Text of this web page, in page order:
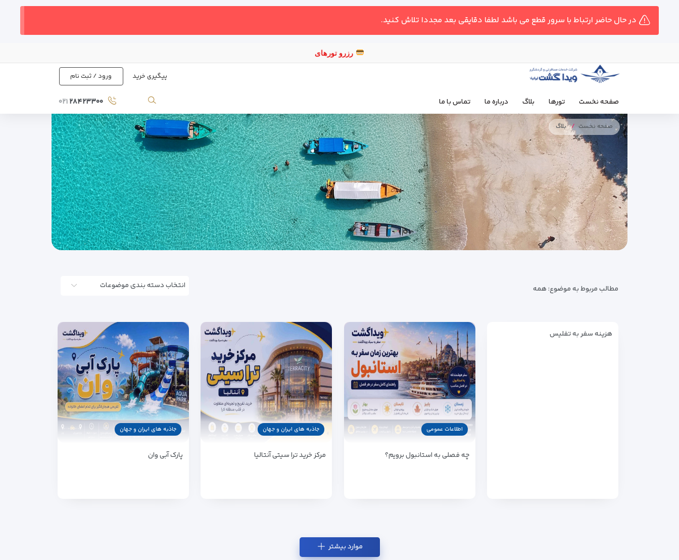
در حال حاضر ارتباط با سرور قطع می باشد لطفا دقایقی بعد مجددا تلاش کنید.
پیگیری خرید ورود / ثبت نام
صفحه نخست تورها بلاگ درباره ما تماس با ما ۲۸۴۲۳۳۰۰ ۰۲۱
صفحه نخست بلاگ
مطالب مربوط به موضوع:همه انتخاب دسته بندی موضوعات
هزینه سفر به تفلیس
اطلاعات عمومی
چه فصلی به استانبول برویم؟
جاذبه های ایران و جهان
مرکز خرید ترا سیتی آنتالیا
جاذبه های ایران و جهان
پارک آبی وان
موارد بیشتر